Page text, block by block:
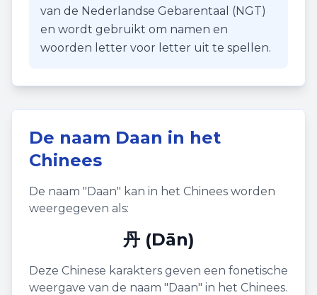
van de Nederlandse Gebarentaal (NGT)
en wordt gebruikt om namen en
woorden letter voor letter uit te spellen.
De naam Daan in het
Chinees
De naam "Daan" kan in het Chinees worden
weergegeven als:
丹 (Dān)
Deze Chinese karakters geven een fonetische
weergave van de naam "Daan" in het Chinees.